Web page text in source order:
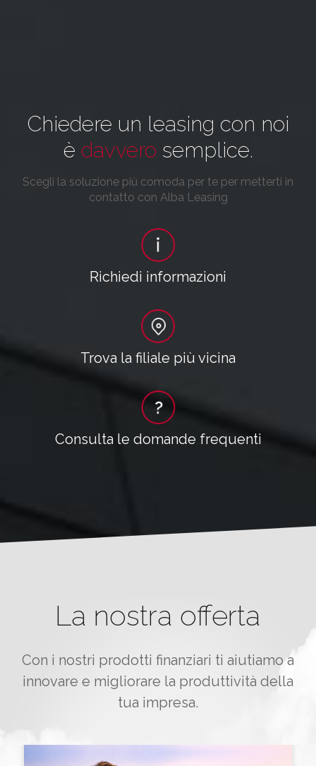
Chiedere un leasing con noi
è davvero semplice.
Scegli la soluzione più comoda per te per metterti in
contatto con Alba Leasing
Richiedi informazioni
Trova la filiale più vicina
Consulta le domande frequenti
La nostra offerta
Con i nostri prodotti finanziari ti aiutiamo a
innovare e migliorare la produttività della
tua impresa.